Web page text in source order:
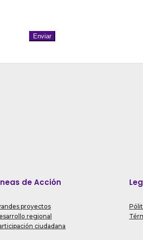
Enviar
de Acción
proyectos
regional
ciudadana